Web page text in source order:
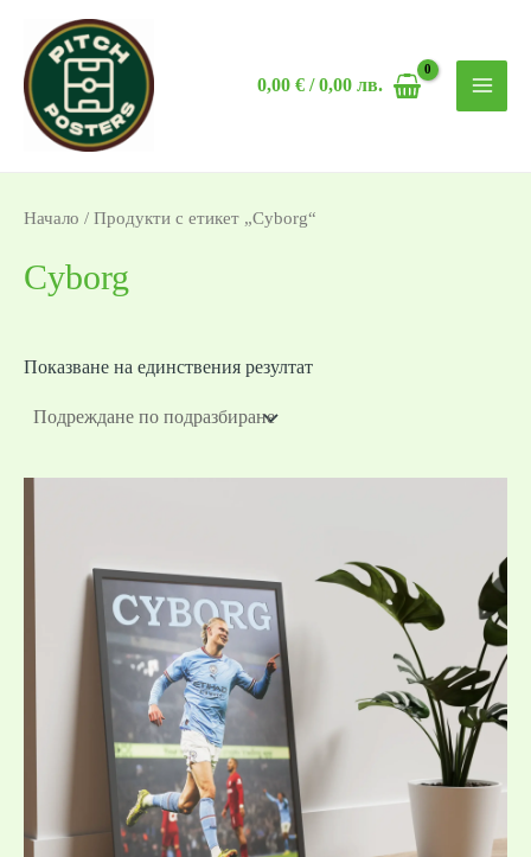
content
0,00 €/ 0,00 лв.
Начало / Продукти с етикет „Cyborg“
Cyborg
Показване на единствения резултат
39,10 лв.
through
39,99 €
78,21 лв.